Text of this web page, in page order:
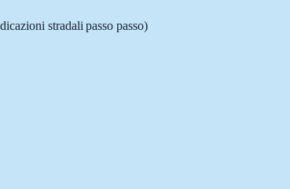
stradali passo passo)